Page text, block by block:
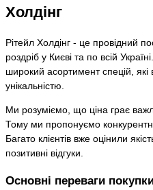
Холдінг
Рітейл Холдінг - це провідний
роздріб у Києві та по всій
широкий асортимент спецій, які
унікальністю.
Ми розуміємо, що ціна грає
Тому ми пропонуємо
Багато клієнтів вже оцінили
позитивні відгуки.
Основні переваги